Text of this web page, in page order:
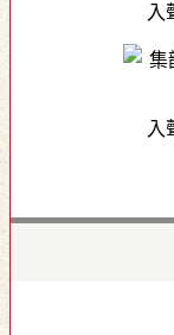
入
入